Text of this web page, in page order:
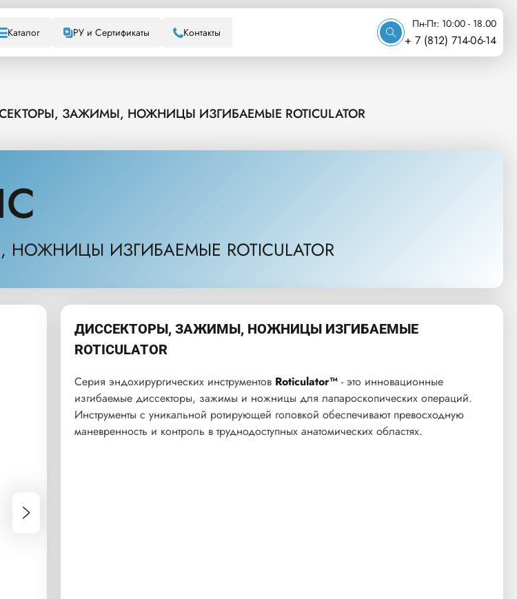
Каталог РУ и Сертификаты Контакты
Пн-Пт: 10:00 - 18.00
+ 7 (812) 714-06-14
ЗАЖИМЫ, НОЖНИЦЫ ИЗГИБАЕМЫЕ ROTICULATOR
ИЗГИБАЕМЫЕ ROTICULATOR
ДИССЕКТОРЫ, ЗАЖИМЫ, НОЖНИЦЫ ИЗГИБАЕМЫЕ
ROTICULATOR
Серия эндохирургических инструментов Roticulator™ - это инновационные
изгибаемые диссекторы, зажимы и ножницы для лапароскопических операций.
Инструменты с уникальной ротирующей головкой обеспечивают превосходную
маневренность и контроль в труднодоступных анатомических областях.